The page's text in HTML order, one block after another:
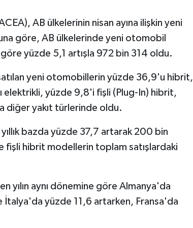
AB ülkelerinin nisan ayına ilişkin yeni
göre, AB ülkelerinde yeni otomobil
göre yüzde 5,1 artışla 972 bin 314 oldu.
yeni otomobillerin yüzde 36,9'u hibrit,
yüzde 9,8'i fişli (Plug-In) hibrit,
diğer yakıt türlerinde oldu.
bazda yüzde 37,7 artarak 200 bin
fişli hibrit modellerin toplam satışlardaki
yılın aynı dönemine göre Almanya'da
yüzde 11,6 artarken, Fransa'da